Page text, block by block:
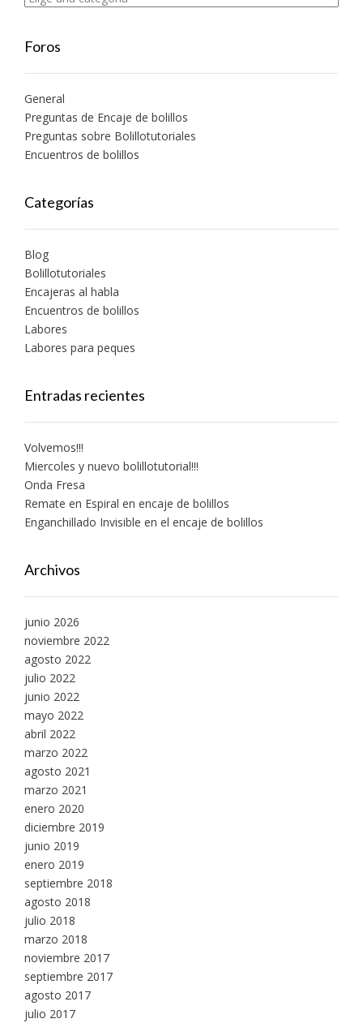
Foros
General
Preguntas de Encaje de bolillos
Preguntas sobre Bolillotutoriales
Encuentros de bolillos
Categorías
Blog
Bolillotutoriales
Encajeras al habla
Encuentros de bolillos
Labores
Labores para peques
Entradas recientes
Volvemos!!!
Miercoles y nuevo bolillotutorial!!!
Onda Fresa
Remate en Espiral en encaje de bolillos
Enganchillado Invisible en el encaje de bolillos
Archivos
junio 2026
noviembre 2022
agosto 2022
julio 2022
junio 2022
mayo 2022
abril 2022
marzo 2022
agosto 2021
marzo 2021
enero 2020
diciembre 2019
junio 2019
enero 2019
septiembre 2018
agosto 2018
julio 2018
marzo 2018
noviembre 2017
septiembre 2017
agosto 2017
julio 2017